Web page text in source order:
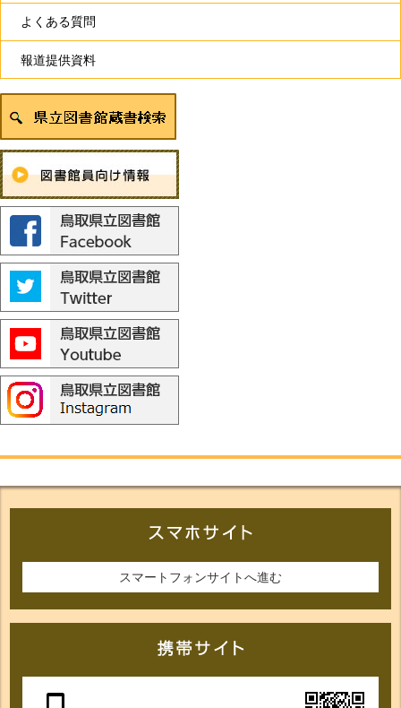
よくある質問
報道提供資料
スマートフォンサイトへ進む